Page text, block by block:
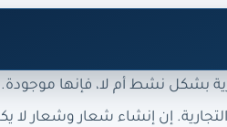
بشكل نشط أم لا، فإنها موجودة.
إن إنشاء شعار وشعار لا